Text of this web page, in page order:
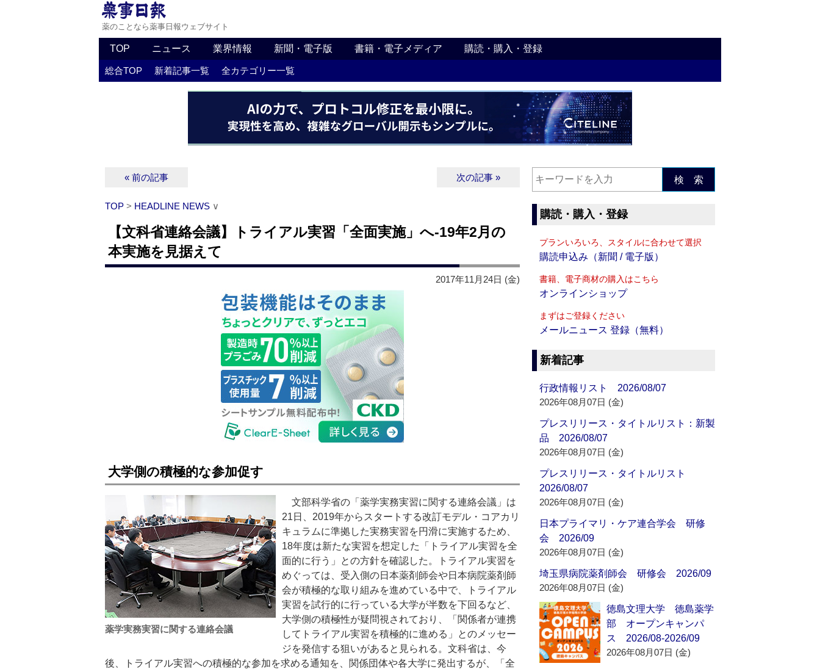
薬のことなら薬事日報ウェブサイト
TOP ニュース 業界情報 新聞・電子版 書籍・電子メディア 購読・購入・登録
総合TOP 新着記事一覧 全カテゴリー一覧
« 前の記事 次の記事 »
TOP > HEADLINE NEWS ∨
【文科省連絡会議】トライアル実習「全面実施」へ‐19年2月の
本実施を見据えて
2017年11月24日 (金)
大学側の積極的な参加促す
薬学実務実習に関する連絡会議
文部科学省の「薬学実務実習に関する連絡会議」は
21日、2019年からスタートする改訂モデル・コアカリ
キュラムに準拠した実務実習を円滑に実施するため、
18年度は新たな実習を想定した「トライアル実習を全
面的に行う」との方針を確認した。トライアル実習を
めぐっては、受入側の日本薬剤師会や日本病院薬剤師
会が積極的な取り組みを進めている中で、トライアル
実習を試行的に行っている大学が半数を下回るなど、
大学側の積極性が疑問視されており、「関係者が連携
してトライアル実習を積極的に進める」とのメッセー
ジを発信する狙いがあると見られる。文科省は、今
後、トライアル実習への積極的な参加を求める通知を、関係団体や各大学に発出するが、「全
検 索
購読・購入・登録
プランいろいろ、スタイルに合わせて選択
購読申込み（新聞 / 電子版）
書籍、電子商材の購入はこちら
オンラインショップ
まずはご登録ください
メールニュース 登録（無料）
新着記事
行政情報リスト 2026/08/07
2026年08月07日 (金)
プレスリリース・タイトルリスト：新製
品 2026/08/07
2026年08月07日 (金)
プレスリリース・タイトルリスト
2026/08/07
2026年08月07日 (金)
日本プライマリ・ケア連合学会 研修
会 2026/09
2026年08月07日 (金)
埼玉県病院薬剤師会 研修会 2026/09
2026年08月07日 (金)
徳島文理大学 徳島薬学
部 オープンキャンパ
ス 2026/08-2026/09
2026年08月07日 (金)